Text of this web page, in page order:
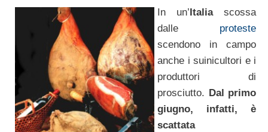
In un’ Italiascossa
dalle proteste
scendono in campo
anche i suinicultori e i
produttori di
prosciutto. Dal primo
giugno, infatti, è
scattata